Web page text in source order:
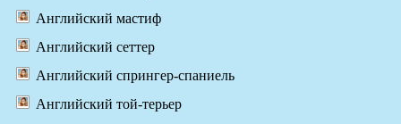
Английский мастиф
Английский сеттер
Английский спрингер-спаниель
Английский той-терьер